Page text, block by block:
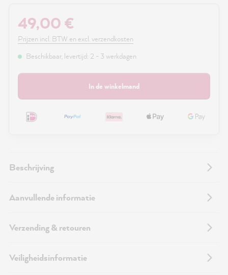
49,00 €
Prijzen incl. BTW en excl. verzendkosten
Beschikbaar, levertijd: 2 - 3 werkdagen
In de winkelmand
Beschrijving
Aanvullende informatie
Verzending & retouren
Veiligheidsinformatie